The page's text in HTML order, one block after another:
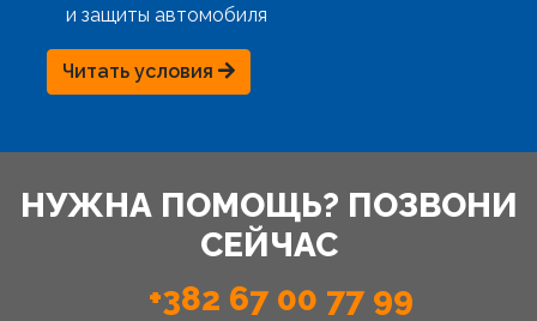
и защиты автомобиля
Читать условия
НУЖНА ПОМОЩЬ? ПОЗВОНИ
СЕЙЧАС
+382 67 00 77 99